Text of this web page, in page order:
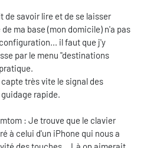
savoir lire et de se laisser
ma base (mon domicile) n'a pas
il faut que j'y
par le menu "destinations
très vite le signal des
rapide.
: Je trouve que le clavier
à celui d'un iPhone qui nous a